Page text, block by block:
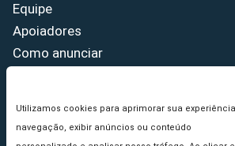
Utilizamos cookies para aprimorar sua
navegação, exibir anúncios ou conteúdo
Equipe
Apoiadores
Como anunciar
Princípios Editoriais